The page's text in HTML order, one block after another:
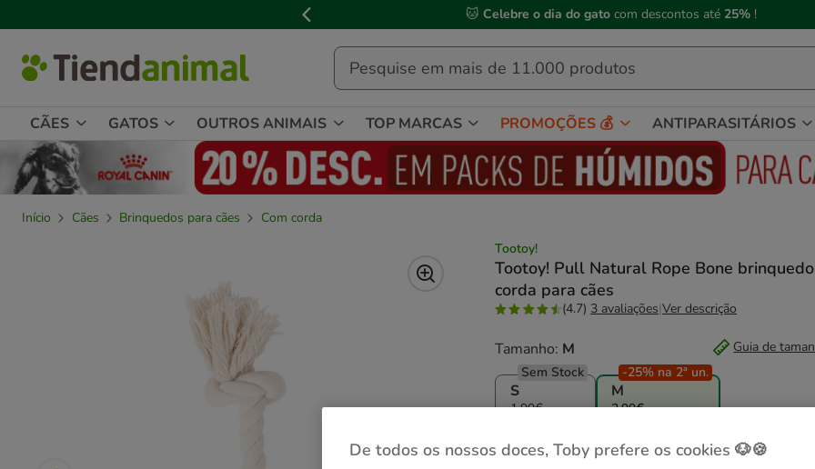
de
mensagem,
📅 Compre até às13h00 e receba a sua encomenda nopróximo dia útil
CÃES GATOS OUTROS ANIMAIS TOP MARCAS PROMOÇÕES 💰 ANTIPARASITÁRIOS
Início Cães Brinquedos para cães
Com corda
Tootoy!
Tootoy! Pull Natural Rope Bone brinquedo
corda para cães
(4.7) 3 avaliações|Ver descrição
Tamanho: M Guia de
S
Sem Stock
1.99€
M
-25% na 2ª un.
2.99€
L
3.99€ 4.99€
De todos os nossos doces, Toby prefere os cookies 🐶🍪